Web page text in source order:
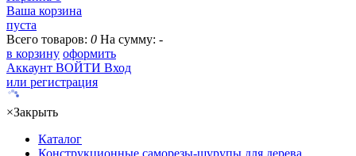
Ваша корзина
пуста
Всего товаров: 0 На сумму: -
в корзину оформить
Аккаунт ВОЙТИ Вход
или регистрация
×Закрыть
Каталог
Конструкционные саморезы-шурупы для дерева